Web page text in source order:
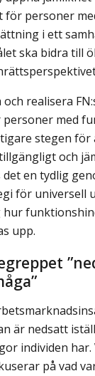
för personer
i ett
ska bidra till
realisera
med
stegen
och
en tydlig
för universell
upp.
är nedsatt
individen
på vad